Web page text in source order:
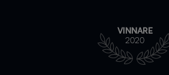
VINNARE
2020